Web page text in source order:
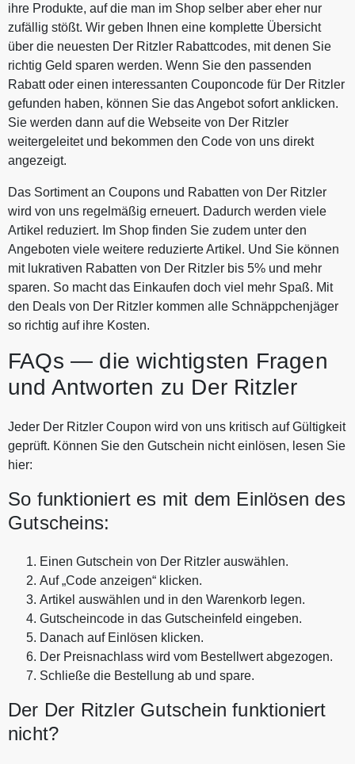
ihre Produkte, auf die man im Shop selber aber eher nur
zufällig stößt. Wir geben Ihnen eine komplette Übersicht
über die neuesten Der Ritzler Rabattcodes, mit denen Sie
richtig Geld sparen werden. Wenn Sie den passenden
Rabatt oder einen interessanten Couponcode für Der Ritzler
gefunden haben, können Sie das Angebot sofort anklicken.
Sie werden dann auf die Webseite von Der Ritzler
weitergeleitet und bekommen den Code von uns direkt
angezeigt.
Das Sortiment an Coupons und Rabatten von Der Ritzler
wird von uns regelmäßig erneuert. Dadurch werden viele
Artikel reduziert. Im Shop finden Sie zudem unter den
Angeboten viele weitere reduzierte Artikel. Und Sie können
mit lukrativen Rabatten von Der Ritzler bis 5% und mehr
sparen. So macht das Einkaufen doch viel mehr Spaß. Mit
den Deals von Der Ritzler kommen alle Schnäppchenjäger
so richtig auf ihre Kosten.
FAQs — die wichtigsten Fragen
und Antworten zu Der Ritzler
Jeder Der Ritzler Coupon wird von uns kritisch auf Gültigkeit
geprüft. Können Sie den Gutschein nicht einlösen, lesen Sie
hier:
So funktioniert es mit dem Einlösen des
Gutscheins:
Einen Gutschein von Der Ritzler auswählen.
Auf „Code anzeigen“ klicken.
Artikel auswählen und in den Warenkorb legen.
Gutscheincode in das Gutscheinfeld eingeben.
Danach auf Einlösen klicken.
Der Preisnachlass wird vom Bestellwert abgezogen.
Schließe die Bestellung ab und spare.
Der Der Ritzler Gutschein funktioniert
nicht?